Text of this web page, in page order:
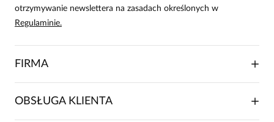
otrzymywanie newslettera na zasadach określonych w
Regulaminie.
FIRMA
O NAS
OBSŁUGA KLIENTA